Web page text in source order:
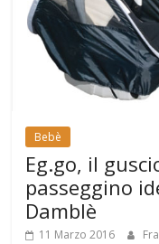
Bebè
Eg.go, il
passeggino
Damblè
11 Marzo 2016